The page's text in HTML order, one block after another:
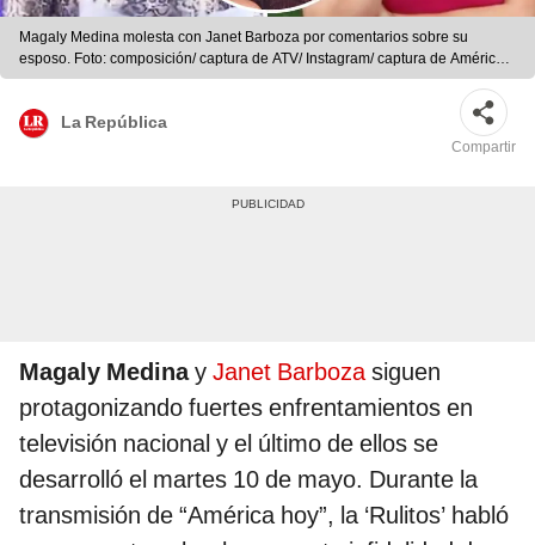
Magaly Medina molesta con Janet Barboza por comentarios sobre su
esposo. Foto: composición/ captura de ATV/ Instagram/ captura de América
TV
La República
Compartir
Magaly Medinay Janet Barbozasiguen
protagonizando fuertes enfrentamientos en
televisión nacional y el último de ellos se
desarrolló el martes 10 de mayo. Durante la
transmisión de “América hoy”, la ‘Rulitos’ habló